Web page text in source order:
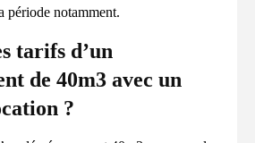
période notamment.
tarifs d’un
de 40m3 avec un
?